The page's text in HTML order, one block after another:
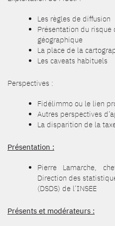
Les règles de diffusion
Présentation du risque
géographique
La place de la
Les caveats habituels
Perspectives :
Fidélimmo ou le lien
Autres perspectives
La disparition de la
Présentation :
Pierre Lamarche,
Direction des
(DSDS) de l’INSEE
Présents et modérateurs :